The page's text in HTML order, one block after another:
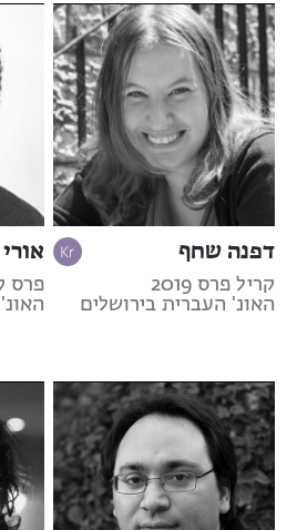
דפנה שחף
קריל פרס 2019
האונ' העברית בירושלים
פרס